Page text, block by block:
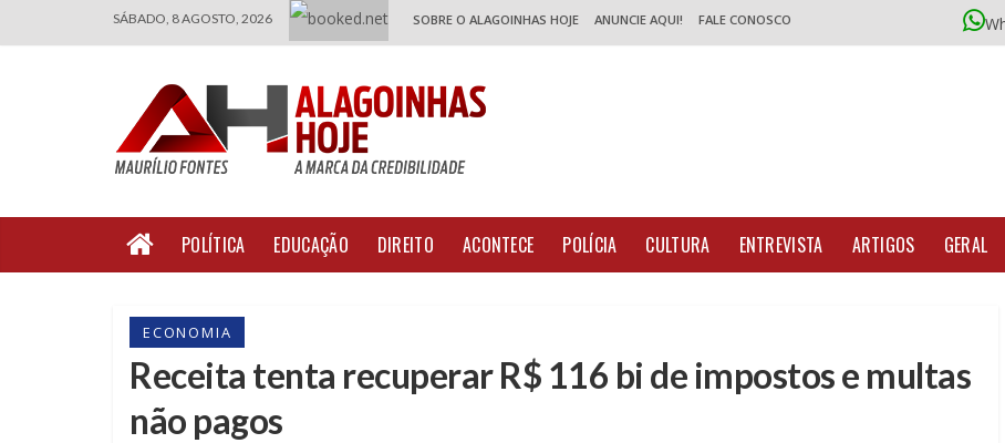
SÁBADO, 8 AGOSTO, 2026 SOBRE O ALAGOINHAS HOJE ANUNCIE AQUI! FALE CONOSCO
POLÍTICA EDUCAÇÃO DIREITO ACONTECE POLÍCIA CULTURA ENTREVISTA ARTIGOS GERAL
ECONOMIA
Receita tenta recuperar R$ 116 bi de impostos e multas
não pagos